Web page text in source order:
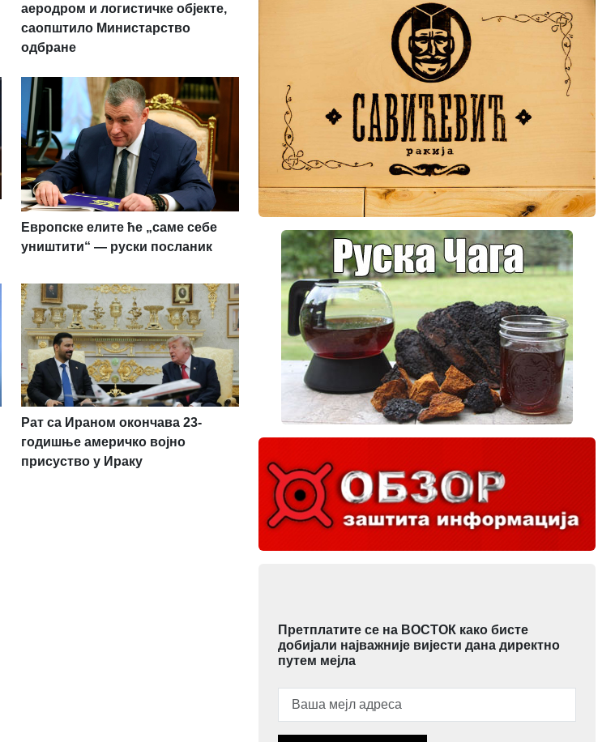
аеродром и логистичке објекте,
саопштило Министарство
одбране
Европске елите ће „саме себе
уништити“ — руски посланик
Рат са Ираном окончава 23-
годишње америчко војно
присуство у Ираку
Претплатите се на ВОСТОК како бисте
добијали најважније вијести дана директно
путем мејла